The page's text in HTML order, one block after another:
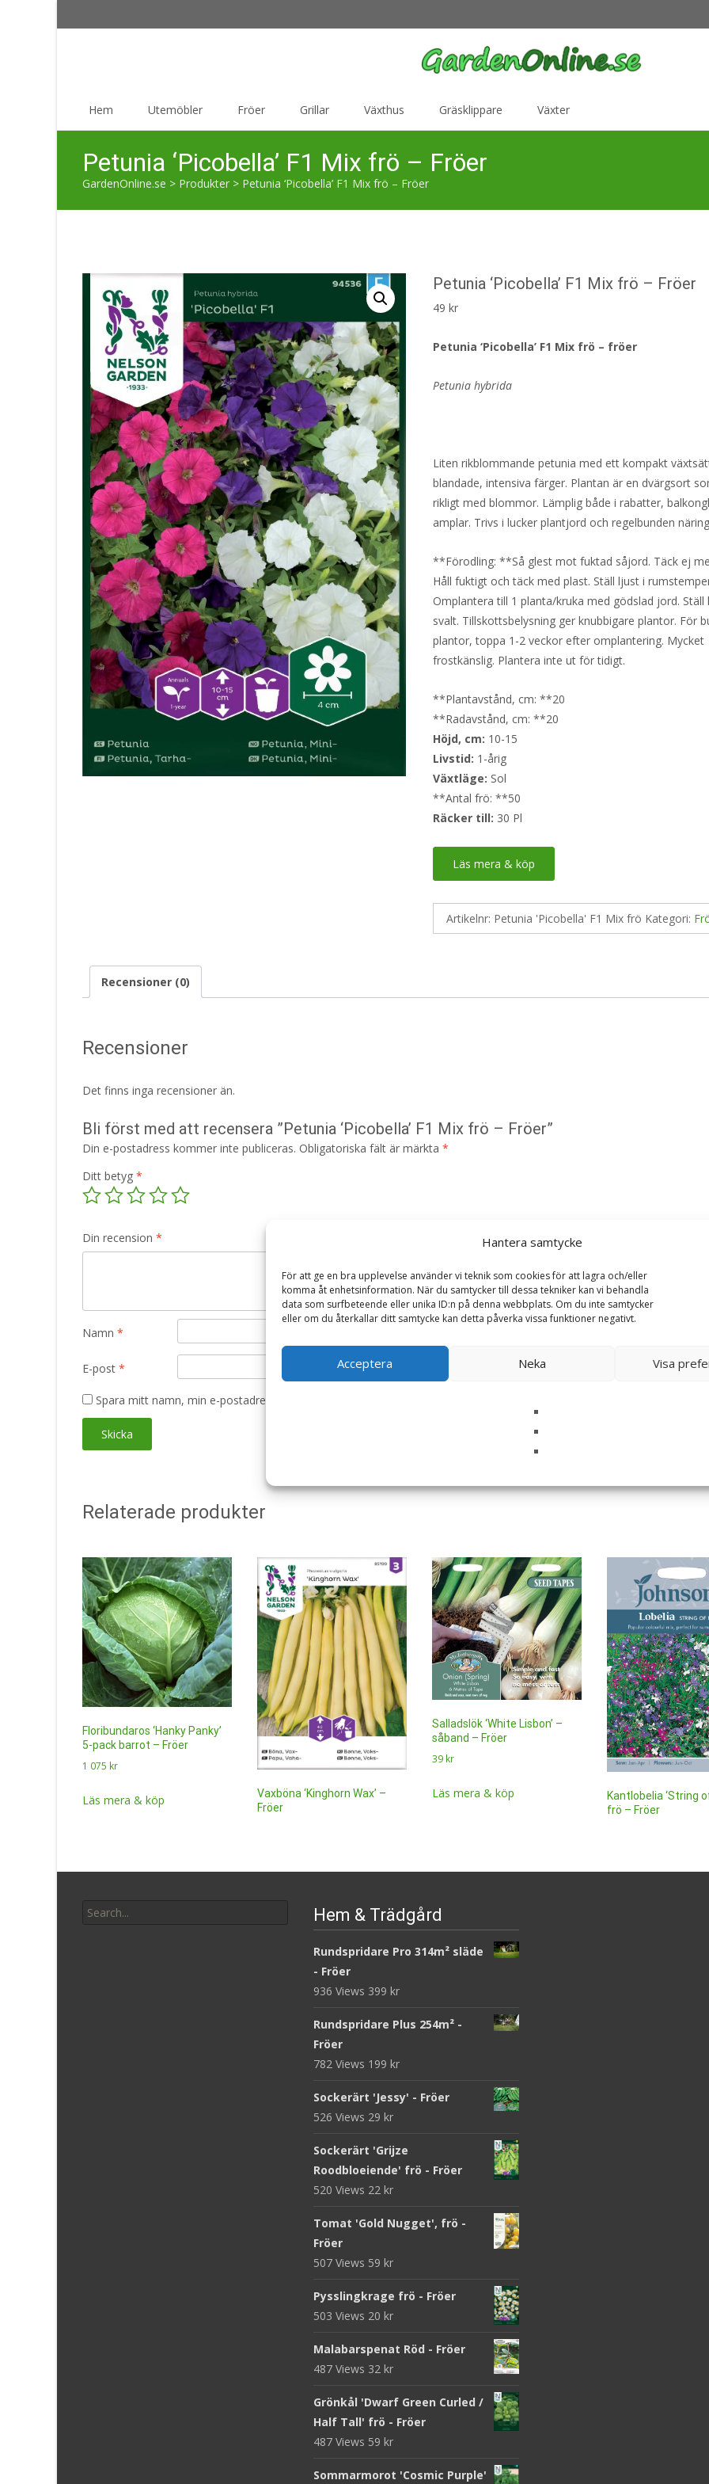
Hantera samtycke
För att ge en bra upplevelse använder vi teknik som cookies för att lagra och/eller
komma åt enhetsinformation. När du samtycker till dessa tekniker kan vi behandla
data som surfbeteende eller unika ID:n på denna webbplats. Om du inte samtycker
eller om du återkallar ditt samtycke kan detta påverka vissa funktioner negativt.
Acceptera Neka Visa
Hem Utemöbler Fröer Grillar Växthus Gräsklippare Växter
Petunia ‘Picobella’ F1 Mix frö – Fröer
GardenOnline.se > Produkter > Petunia ‘Picobella’ F1 Mix frö – Fröer
Petunia ‘Picobella’ F1 Mix frö – Fröer
49kr
Petunia ‘Picobella’ F1 Mix frö – fröer
Petunia hybrida
Liten rikblommande petunia med ett kompakt
blandade, intensiva färger. Plantan är en dvärgsort
rikligt med blommor. Lämplig både i rabatter,
amplar. Trivs i lucker plantjord och regelbunden
**Förodling: **Så glest mot fuktad såjord. Täck ej
Håll fuktigt och täck med plast. Ställ ljust i
Omplantera till 1 planta/kruka med gödslad jord. Ställ
svalt. Tillskottsbelysning ger knubbigare plantor. För
plantor, toppa 1-2 veckor efter omplantering. Mycket
frostkänslig. Plantera inte ut för tidigt.
**Plantavstånd, cm: **20
**Radavstånd, cm: **20
Höjd, cm: 10-15
Livstid: 1-årig
Växtläge: Sol
**Antal frö: **50
Räcker till: 30 Pl
Läs mera & köp
Artikelnr: Petunia 'Picobella' F1 Mix frö Kategori:
Recensioner (0)
Recensioner
Det finns inga recensioner än.
Bli först med att recensera ”Petunia ‘Picobella’ F1 Mix frö – Fröer”
Din e-postadress kommer inte publiceras. Obligatoriska fält är märkta *
Ditt betyg *
Din recension *
Namn *
E-post *
Spara mitt namn, min e-postadress och webbplats i denna webbläsare till nästa gång jag skriver en kommentar.
Relaterade produkter
Floribundaros ‘Hanky Panky’
5-pack barrot – Fröer
1 075 kr
Läs mera & köp
Vaxböna ‘Kinghorn Wax’ –
Fröer
Salladslök ‘White Lisbon’ –
såband – Fröer
39 kr
Läs mera & köp
Kantlobelia ‘String
frö – Fröer
for:
Hem & Trädgård
Rundspridare Pro 314m² släde
- Fröer
936 Views 399 kr
Rundspridare Plus 254m² -
Fröer
782 Views 199 kr
Sockerärt 'Jessy' - Fröer
526 Views 29 kr
Sockerärt 'Grijze
Roodbloeiende' frö - Fröer
520 Views 22 kr
Tomat 'Gold Nugget', frö -
Fröer
507 Views 59 kr
Pysslingkrage frö - Fröer
503 Views 20 kr
Malabarspenat Röd - Fröer
487 Views 32 kr
Grönkål 'Dwarf Green Curled /
Half Tall' frö - Fröer
487 Views 59 kr
Sommarmorot 'Cosmic Purple'